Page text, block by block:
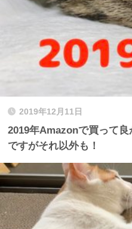
2019年12月11日
2019年Amazonで買って
ですがそれ以外も！